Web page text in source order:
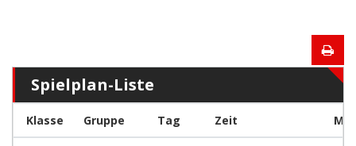
Spielplan-Liste
Klasse Gruppe Tag Zeit